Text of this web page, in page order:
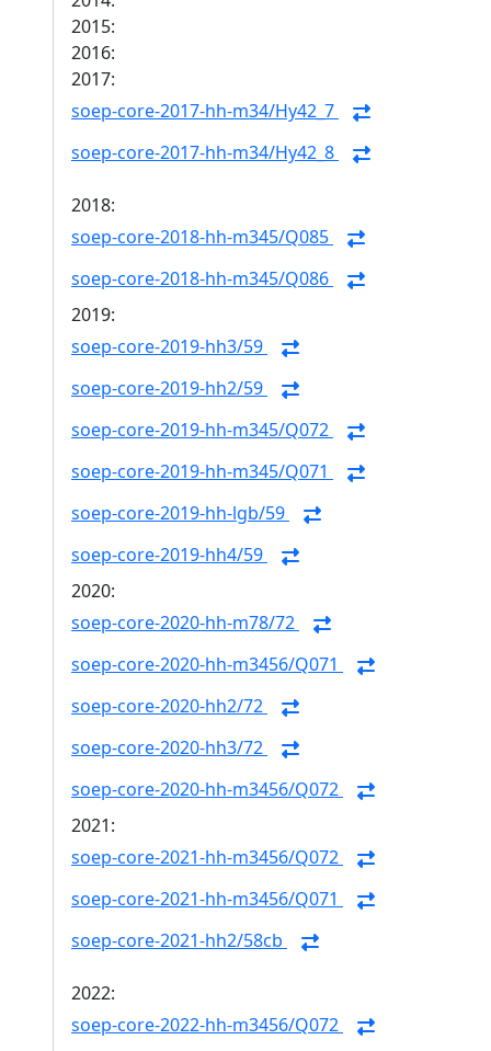
2015:
2016:
2017:
soep-core-2017-hh-m34/Hy42_7
soep-core-2017-hh-m34/Hy42_8
2018:
soep-core-2018-hh-m345/Q085
soep-core-2018-hh-m345/Q086
2019:
soep-core-2019-hh3/59
soep-core-2019-hh2/59
soep-core-2019-hh-m345/Q072
soep-core-2019-hh-m345/Q071
soep-core-2019-hh-lgb/59
soep-core-2019-hh4/59
2020:
soep-core-2020-hh-m78/72
soep-core-2020-hh-m3456/Q071
soep-core-2020-hh2/72
soep-core-2020-hh3/72
soep-core-2020-hh-m3456/Q072
2021:
soep-core-2021-hh-m3456/Q072
soep-core-2021-hh-m3456/Q071
soep-core-2021-hh2/58cb
2022:
soep-core-2022-hh-m3456/Q072